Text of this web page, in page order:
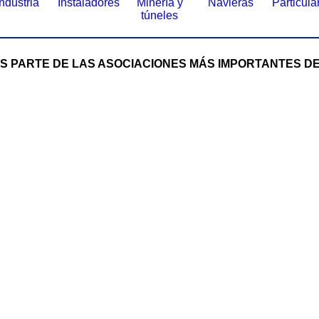
túneles
PARTE DE LAS ASOCIACIONES MÁS IMPORTANTES